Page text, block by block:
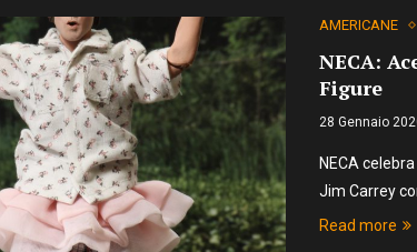
AMERICANE
NECA:
Figure
28 Gennaio
NECA
Jim Carrey
Read more